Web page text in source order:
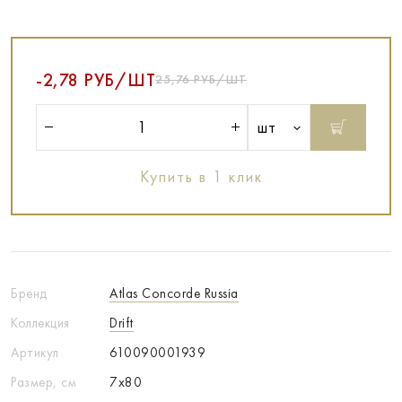
Бренд
Atlas Concorde Russia
Коллекция
Drift
Артикул
610090001939
Размер, см
7x80
-2,78 РУБ/ШТ25,76 РУБ/ШТ
шт
Купить в 1 клик